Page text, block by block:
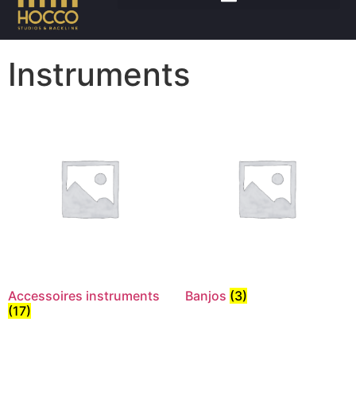
Accueil/ Instruments
Instruments
Accessoires instruments
(17)
Banjos (3)